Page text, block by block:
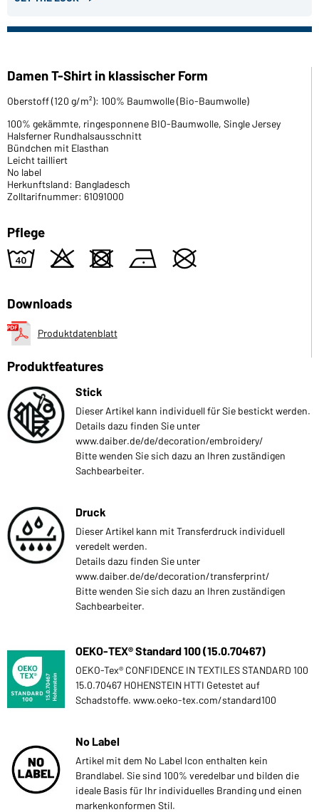
Damen T-Shirt in klassischer Form
Oberstoff (120 g/m²): 100% Baumwolle (Bio-Baumwolle)
100% gekämmte, ringesponnene BIO-Baumwolle, Single Jersey
Halsferner Rundhalsausschnitt
Bündchen mit Elasthan
Leicht tailliert
No label
Herkunftsland: Bangladesch
Zolltarifnummer: 61091000
Pflege
8 o d n U
Downloads
Produktdatenblatt
Produktfeatures
Stick
Dieser Artikel kann individuell für Sie bestickt werden.
Details dazu finden Sie unter
www.daiber.de/de/decoration/embroidery/
Bitte wenden Sie sich dazu an Ihren zuständigen
Sachbearbeiter.
Druck
Dieser Artikel kann mit Transferdruck individuell
veredelt werden.
Details dazu finden Sie unter
www.daiber.de/de/decoration/transferprint/
Bitte wenden Sie sich dazu an Ihren zuständigen
Sachbearbeiter.
OEKO-TEX® Standard 100 (15.0.70467)
OEKO-Tex® CONFIDENCE IN TEXTILES STANDARD 100
15.0.70467 HOHENSTEIN HTTI Getestet auf
Schadstoffe. www.oeko-tex.com/standard100
No Label
Artikel mit dem No Label Icon enthalten kein
Brandlabel. Sie sind 100% veredelbar und bilden die
ideale Basis für Ihr individuelles Branding und einen
markenkonformen Stil.